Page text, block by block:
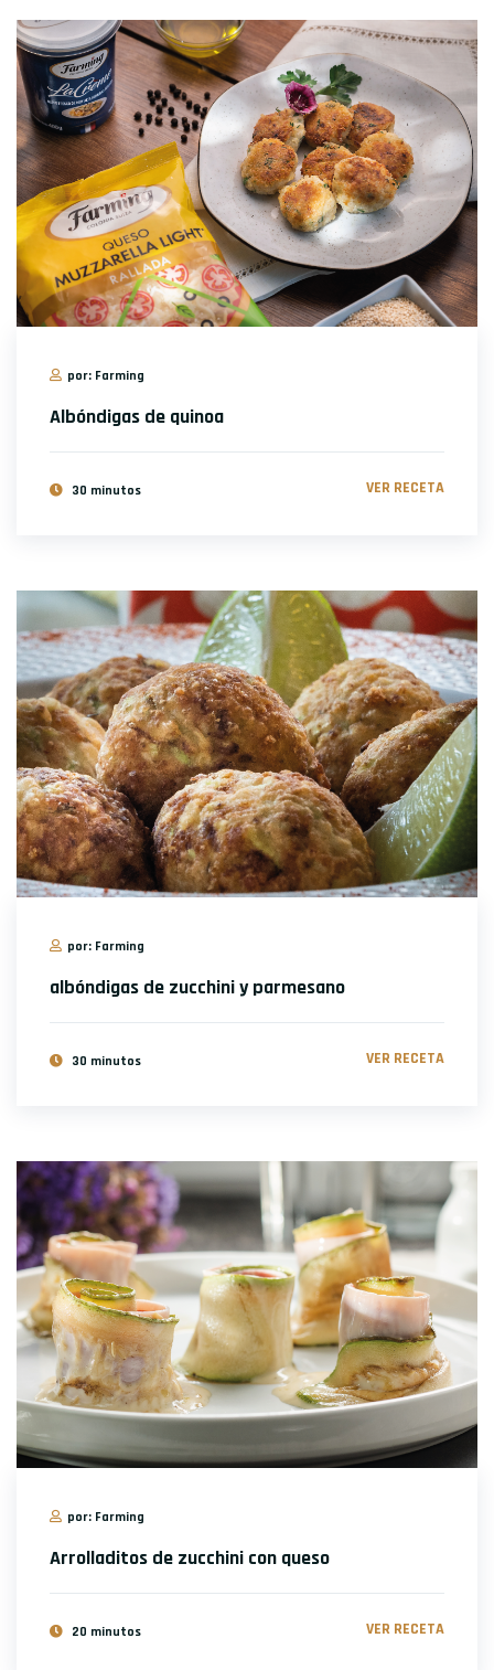
por: Farming
Albóndigas de quinoa
30 minutos VER RECETA
por: Farming
albóndigas de zucchini y parmesano
30 minutos VER RECETA
por: Farming
Arrolladitos de zucchini con queso
20 minutos VER RECETA